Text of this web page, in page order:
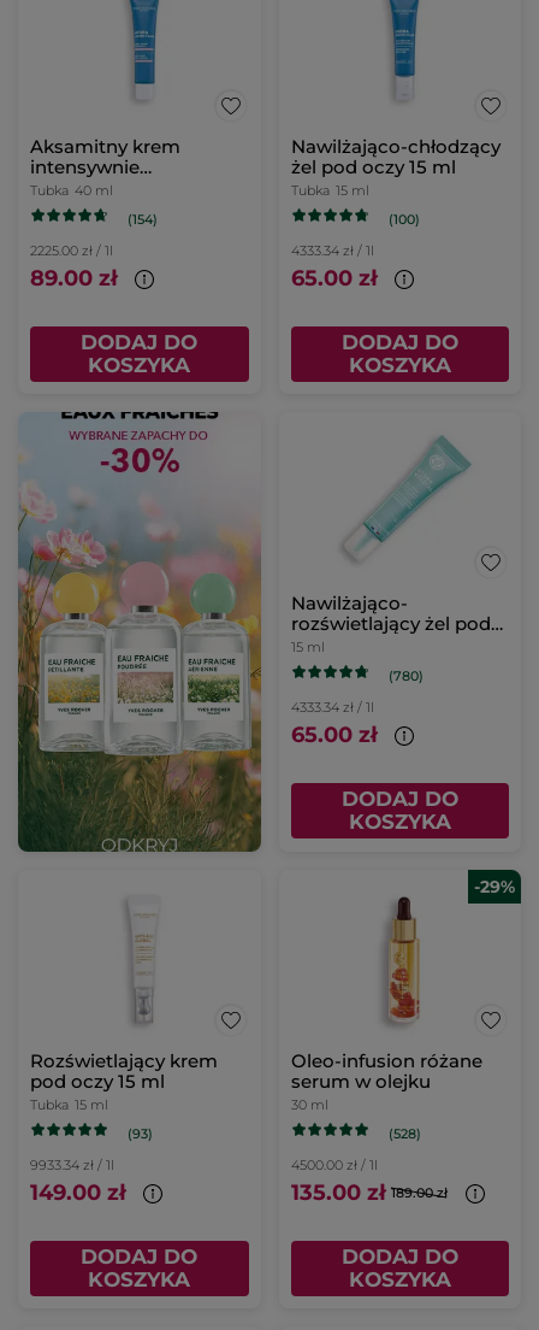
Aksamitny krem
intensywnie
nawilżający do skóry
suchej i wrażliwej 40 ml
Tubka 40 ml
(154)
2225.00 zł / 1l
89.00 zł
DODAJ DO
KOSZYKA
Nawilżająco-chłodzący
żel pod oczy 15 ml
Tubka 15 ml
(100)
4333.34 zł / 1l
65.00 zł
DODAJ DO
KOSZYKA
Nawilżająco-
rozświetlający żel pod
oczy
15 ml
(780)
4333.34 zł / 1l
65.00 zł
DODAJ DO
KOSZYKA
Rozświetlający krem
pod oczy 15 ml
Tubka 15 ml
(93)
9933.34 zł / 1l
149.00 zł
DODAJ DO
KOSZYKA
-29%
Oleo-infusion różane
serum w olejku
30 ml
(528)
4500.00 zł / 1l
135.00 zł 189.00 zł
DODAJ DO
KOSZYKA